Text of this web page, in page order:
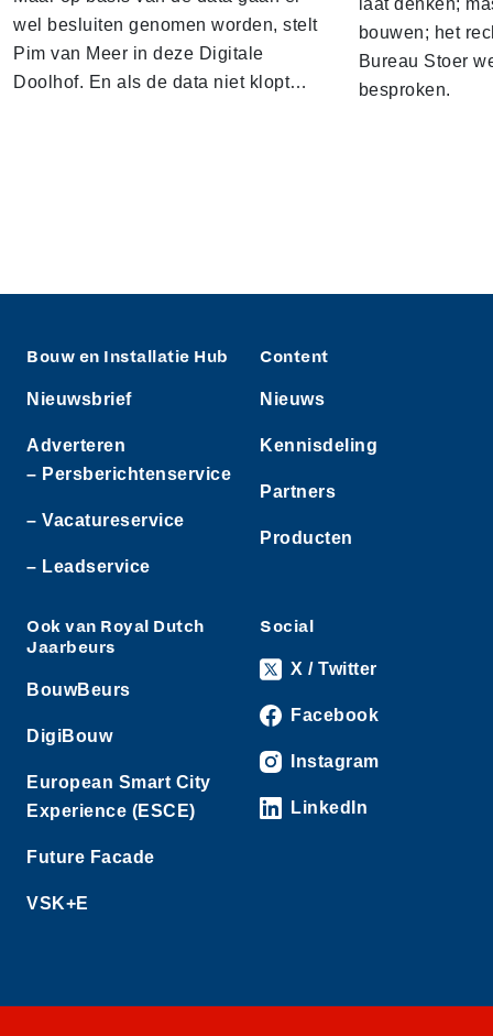
wel besluiten genomen worden, stelt
Pim van Meer in deze Digitale
Doolhof. En als de data niet klopt…
laat denken;
bouwen; het
Bureau Stoer
besproken.
Bouw en Installatie Hub
Nieuwsbrief
Adverteren
– Persberichtenservice
– Vacatureservice
– Leadservice
Content
Nieuws
Kennisdeling
Partners
Producten
Ook van Royal Dutch
Jaarbeurs
BouwBeurs
DigiBouw
European Smart City
Experience (ESCE)
Future Facade
VSK+E
Social
X / Twitter
Facebook
Instagram
LinkedIn